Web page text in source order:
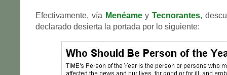
Efectivamente, vía Menéamey Tecnorantes,
declarado desierta la portada por lo siguiente: